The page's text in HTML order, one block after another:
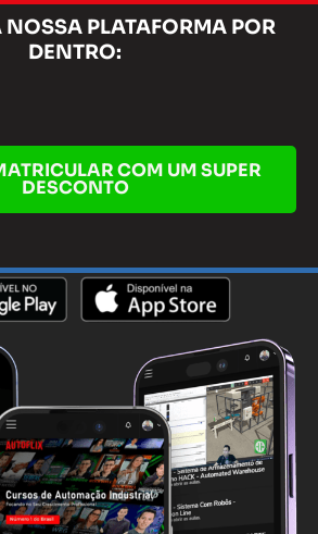
PLATAFORMA POR
DENTRO:
COM UM SUPER
DESCONTO